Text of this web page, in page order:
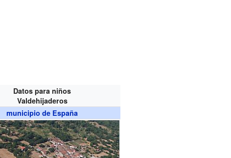
Datos para niños
Valdehijaderos
municipio de España